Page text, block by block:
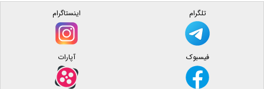
تلگرام اینستاگرام
فیسبوک آپارات